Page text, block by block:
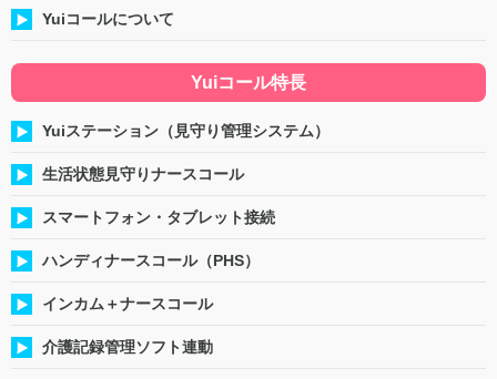
Yuiコールについて
Yuiコール特長
Yuiステーション（見守り管理システム）
生活状態見守りナースコール
スマートフォン・タブレット接続
ハンディナースコール（PHS）
インカム＋ナースコール
介護記録管理ソフト連動